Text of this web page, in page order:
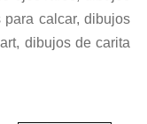
para calcar, dibujos
dibujos de carita